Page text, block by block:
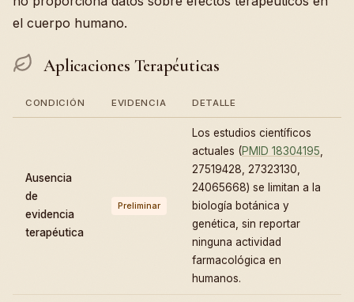
el cuerpo humano.
Aplicaciones Terapéuticas
CONDICIÓN EVIDENCIA DETALLE
Ausencia
de
evidencia
terapéutica
Preliminar
Los estudios científicos
actuales (PMID 18304195
27519428, 27323130,
24065668) se limitan a la
biología botánica y
genética, sin reportar
ninguna actividad
farmacológica en
humanos.